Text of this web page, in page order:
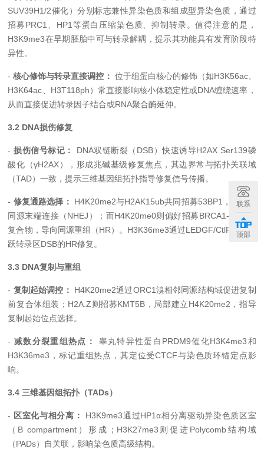
SUV39H1/2催化）分别标志兼性异染色质和组成型异染色质，通过
招募PRC1、HP1等蛋白压缩染色质、抑制转录。值得注意的是，
H3K9me3在早期胚胎中可与转录解耦，提示其功能具有发育阶段特
异性。
-核心修饰与转录直接调控： 位于组蛋白核心的修饰（如H3K56ac、
H3K64ac、H3T118ph）常直接影响核小体稳定性或DNA缠绕速率，
从而直接促进转录因子结合或RNA聚合酶延伸。
3.2 DNA损伤修复
-损伤信号标记：
DNA双链断裂（DSB）快速诱导H2AX Ser139磷
酸化（γH2AX），形成兆碱基级修复焦点，其边界常与拓扑关联域
（TAD）一致，提示三维基因组拓扑指导修复信号传播。
- 修复通路选择：
H4K20me2与H2AK15ub共同招募53BP1，促进非
同源末端连接（NHEJ）；而H4K20me0则偏好招募BRCA1-BARD1
复合物，导向同源重组（HR）。H3K36me3通过LEDGF/CtlP促进活
跃转录区DSB的HR修复。
3.3 DNA复制与重组
- 复制起始调控：
H4K20me2通过ORC1溴相邻同源结构域促进复制
前复合体组装；H2A.Z则招募KMT5B，局部建立H4K20me2，指导
复制起始位点选择。
- 减数分裂重组热点：
睾丸特异性蛋白PRDM9催化H3K4me3和
H3K36me3，标记重组热点，其定位受CTCF与染色质环锚定点影
响。
3.4 三维基因组拓扑（TADs）
- 区室化与相分离：
H3K9me3通过HP1α相分离驱动异染色质区室
（B compartment）形成；H3K27me3则促进Polycomb结构域
（PADs）自关联，影响染色质高级结构。
联系
顶部